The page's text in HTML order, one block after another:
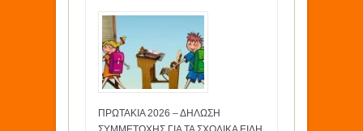
ΠΡΩΤΑΚΙΑ 2026 – ΔΗΛΩΣΗ